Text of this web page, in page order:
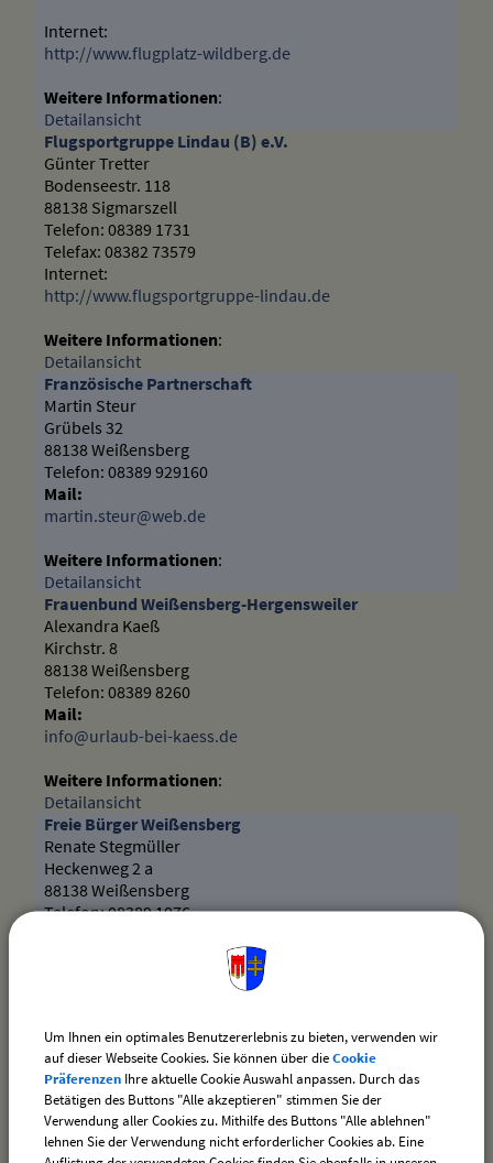
Internet:
http://www.flugplatz-wildberg.de
Weitere Informationen:
Detailansicht
Flugsportgruppe Lindau (B) e.V.
Günter Tretter
Bodenseestr. 118
88138 Sigmarszell
Telefon: 08389 1731
Telefax: 08382 73579
Internet:
http://www.flugsportgruppe-lindau.de
Weitere Informationen:
Detailansicht
Französische Partnerschaft
Martin Steur
Grübels 32
88138 Weißensberg
Telefon: 08389 929160
Mail:
martin.steur@web.de
Weitere Informationen:
Detailansicht
Frauenbund Weißensberg-Hergensweiler
Alexandra Kaeß
Kirchstr. 8
88138 Weißensberg
Telefon: 08389 8260
Mail:
info@urlaub-bei-kaess.de
Weitere Informationen:
Detailansicht
Freie Bürger Weißensberg
Renate Stegmüller
Heckenweg 2 a
88138 Weißensberg
Telefon: 08389 1076
Freie Wählerschaft Weißensberg
88131 Lindau (B)
Telefon: 0157 - 74748099
Mail:
Ines.gue@web.de
Weitere Informationen
Um Ihnen ein optimales Benutzererlebnis zu bieten, verwenden wir
auf dieser Webseite Cookies. Sie können über dieCookie
Präferenzen Ihre aktuelle Cookie Auswahl anpassen. Durch das
Betätigen des Buttons "Alle akzeptieren" stimmen Sie der
Verwendung aller Cookies zu. Mithilfe des Buttons "Alle ablehnen"
lehnen Sie der Verwendung nicht erforderlicher Cookies ab. Eine